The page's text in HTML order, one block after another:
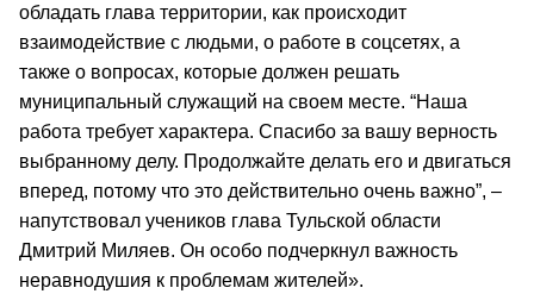
обладать глава территории, как происходит
взаимодействие с людьми, о работе в соцсетях, а
также о вопросах, которые должен решать
муниципальный служащий на своем месте. “Наша
работа требует характера. Спасибо за вашу верность
выбранному делу. Продолжайте делать его и двигаться
вперед, потому что это действительно очень важно”, –
напутствовал учеников глава Тульской области
Дмитрий Миляев. Он особо подчеркнул важность
неравнодушия к проблемам жителей».